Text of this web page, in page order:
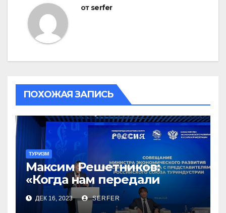
от serfer
ПОХОЖАЯ ЗАПИСЬ
ТУРИЗМ
Максим Решетников:
«Когда нам передали
туризм, для нас это был
сюрприз, но он оказался
ДЕК 16, 2023 SERFER